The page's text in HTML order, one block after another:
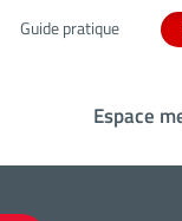
Espace
Guide pratique